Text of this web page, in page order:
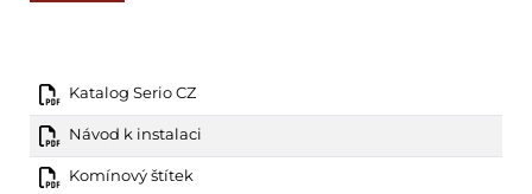
Katalog Serio CZ
Návod k instalaci
Komínový štítek